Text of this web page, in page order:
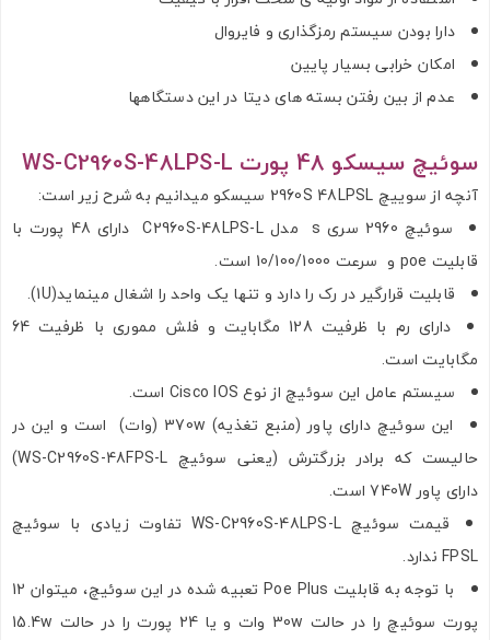
دارا بودن سیستم رمزگذاری و فایروال
امکان خرابی بسیار پایین
عدم از بین رفتن بسته های دیتا در این دستگاهها
سوئیچ سیسکو 48 پورت WS-C2960S-48LPS-L
آنچه از سوییچ 2960S 48LPSL سیسکو میدانیم به شرح زیر است:
سوئیچ 2960 سری s مدل C2960S-48LPS-L دارای 48 پورت با
قابلیت poe و سرعت 10/100/1000 است.
قابلیت قرارگیر در رک را دارد و تنها یک واحد را اشغال مینماید(1U).
دارای رم با ظرفیت 128 مگابایت و فلش مموری با ظرفیت 64
مگابایت است.
سیستم عامل این سوئیچ از نوع Cisco IOS است.
این سوئیچ دارای پاور (منبع تغذیه) 370w (وات) است و این در
حالیست که برادر بزرگترش (یعنی سوئیچ WS-C2960S-48FPS-L)
دارای پاور 740W است.
قیمت سوئیچ WS-C2960S-48LPS-L تفاوت زیادی با سوئیچ
FPSL ندارد.
با توجه به قابلیت Poe Plus تعبیه شده در این سوئیچ، میتوان 12
پورت سوئیچ را در حالت 30w وات و یا 24 پورت را در حالت 15.4w